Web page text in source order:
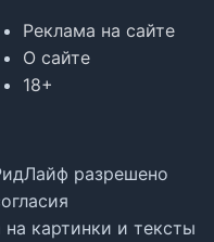
Реклама на сайте
О сайте
18+
разрешено
на картинки и тексты